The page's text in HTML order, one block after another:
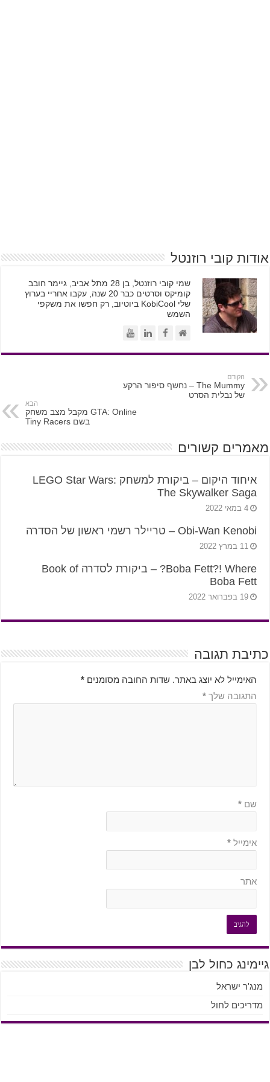
אודות קובי רוזנטל
שמי קובי רוזנטל, בן 28 מתל אביב, גיימר חובב
קומיקס וסרטים כבר 20 שנה, עקבו אחריי בערוץ
שלי KobiCool ביוטיוב, רק חפשו את משקפי
השמש
הקודם
The Mummy – נחשף סיפור הרקע
של נבלית הסרט
הבא
GTA: Online מקבל מצב משחק
בשם Tiny Racers
מאמרים קשורים
איחוד היקום – ביקורת למשחק LEGO Star Wars:
The Skywalker Saga
4 במאי 2022
Obi-Wan Kenobi – טריילר רשמי ראשון של הסדרה
11 במרץ 2022
Boba Fett?! Where? – ביקורת לסדרה Book of
Boba Fett
19 בפברואר 2022
כתיבת תגובה
האימייל לא יוצג באתר. שדות החובה מסומנים *
התגובה שלך *
שם *
אימייל *
אתר
גיימינג כחול לבן
מנג'ר ישראל
מדריכים לחול